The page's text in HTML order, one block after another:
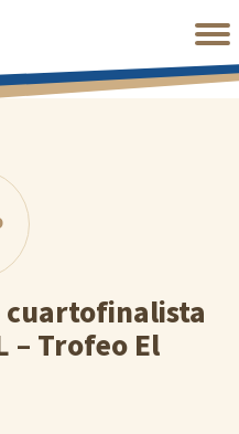
cuartofinalista
– Trofeo El